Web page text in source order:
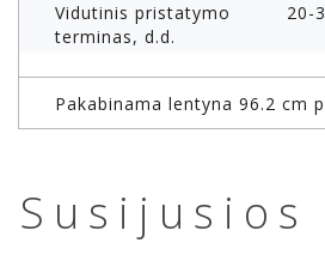
Vidutinis pristatymo
terminas, d.d.
20-
Pakabinama lentyna 96.2 cm
Susijusios